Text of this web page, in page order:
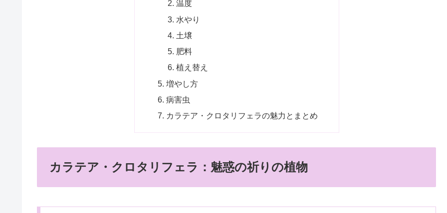
温度
水やり
土壌
肥料
植え替え
増やし方
病害虫
カラテア・クロタリフェラの魅力とまとめ
カラテア・クロタリフェラ：魅惑の祈りの植物